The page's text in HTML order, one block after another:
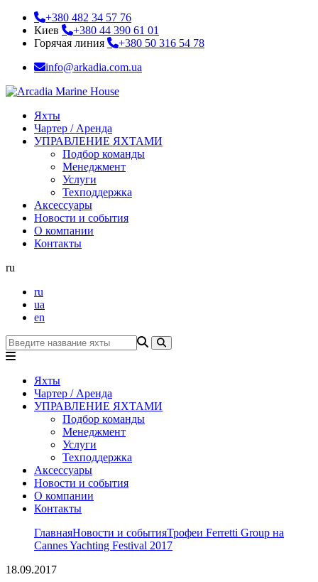
+380 482 34 57 76
Киев
+380 44 390 61 01
Горячая линия
+380 50 316 54 78
info@arkadia.com.ua
Яхты
Чартер / Аренда
УПРАВЛЕНИЕ ЯХТАМИ
Подбор команды
Менеджмент
Услуги
Техподдержка
Аксессуары
Новости и события
О компании
Контакты
ru
ru
ua
en
Яхты
Чартер / Аренда
УПРАВЛЕНИЕ ЯХТАМИ
Подбор команды
Менеджмент
Услуги
Техподдержка
Аксессуары
Новости и события
О компании
Контакты
ГлавнаяНовости и событияТрофеи Ferretti Group на
Cannes Yachting Festival 2017
18.09.2017